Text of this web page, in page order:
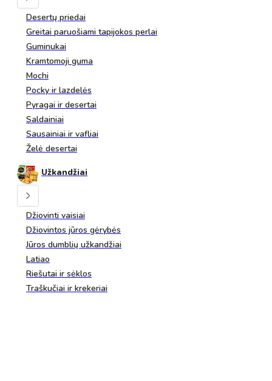
Desertų priedai
Greitai paruošiami tapijokos perlai
Guminukai
Kramtomoji guma
Mochi
Pocky ir lazdelės
Pyragai ir desertai
Saldainiai
Sausainiai ir vafliai
Želė desertai
Užkandžiai
Džiovinti vaisiai
Džiovintos jūros gėrybės
Jūros dumblių užkandžiai
Latiao
Riešutai ir sėklos
Traškučiai ir krekeriai